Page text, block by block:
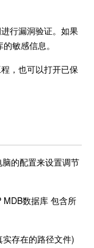
行漏洞验证。如果
敏感信息。
，也可以打开已保
的配置来设置调节
数据库 包含所
存在的路径文件)